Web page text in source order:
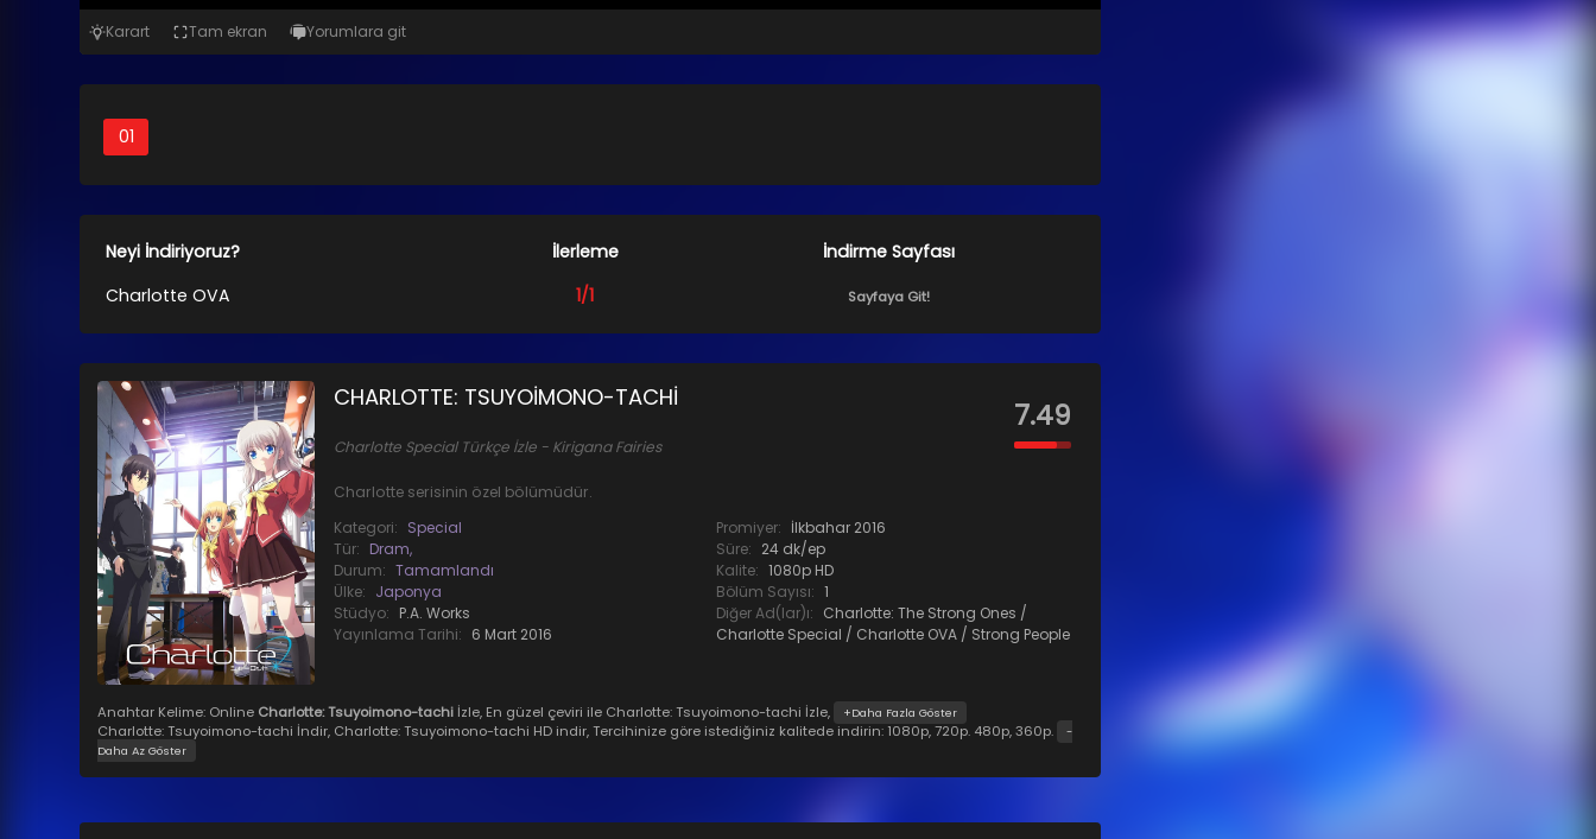
Karart Tam ekran Yorumlara git
01
Neyi İndiriyoruz? İlerleme
İndirme Sayfası
Charlotte OVA
1/1 Sayfaya Git!
7.49
CHARLOTTE: TSUYOIMONO-TACHI
Charlotte Special Türkçe İzle - Kirigana Fairies
Charlotte serisinin özel bölümüdür.
Kategori: Special
Tür: Dram,
Durum: Tamamlandı
Ülke: Japonya
Stüdyo: P.A. Works
Yayınlama Tarihi: 6 Mart 2016
Promiyer: İlkbahar 2016
Süre: 24 dk/ep
Kalite: 1080p HD
Bölüm Sayısı: 1
Diğer Ad(lar)ı: Charlotte: The Strong Ones /
Charlotte Special / Charlotte OVA / Strong People
Anahtar Kelime: Online Charlotte: Tsuyoimono-tachi İzle, En güzel çeviri ile Charlotte: Tsuyoimono-tachi İzle, +Daha Fazla Göster
Charlotte: Tsuyoimono-tachi İndir, Charlotte: Tsuyoimono-tachi HD indir, Tercihinize göre istediğiniz kalitede indirin: 1080p, 720p. 480p, 360p.
-
Daha Az Göster